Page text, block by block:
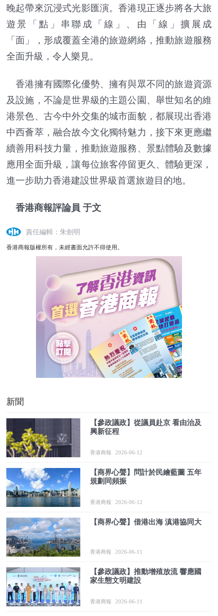
晚起帶來沉浸式光影匯演。香港現正逐步將各大旅
遊景「點」串聯成「線」、由「線」擴展成
「面」，形成覆蓋全港的旅遊網絡，推動旅遊服務
全面升級，令人樂見。
香港擁有國際化優勢、擁有與眾不同的旅遊資源
及設施，不論是世界級的主題公園、舉世知名的維
港景色、古今中外交集的城市面貌，都展現出香港
中西薈萃，融合故今文化獨特魅力，接下來更應繼
續善用科技力量，推動旅遊服務、景點體驗及數據
應用全面升級，讓每位旅客停留更久、體驗更深，
進一步助力香港建設世界級首選旅遊目的地。
香港商報評論員 于文
責任編輯：朱劍明
香港商報版權所有，未經書面允許不得使用。
新聞
【參政議政】從議員赴京 看由治及
興新征程
香港商報 2026-06-12
【商界心聲】問計於民繪藍圖 五年
規劃同頻振
香港商報 2026-06-12
【商界心聲】借港出海 滇港協同大
香港商報 2026-06-11
【參政議政】推動增殖放流 響應國
家生態文明建設
香港商報 2026-06-11